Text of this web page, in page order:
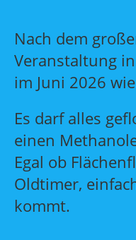
Nach dem
Veranstaltung
im Juni 2026
Es darf alles
einen
Egal ob
Oldtimer,
kommt.